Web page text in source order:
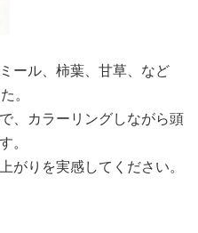
ール、柿葉、甘草、など
。
、カラーリングしながら頭
。
がりを実感してください。